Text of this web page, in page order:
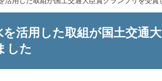
活用した取組が国土交通
した